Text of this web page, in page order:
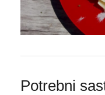
Potrebni